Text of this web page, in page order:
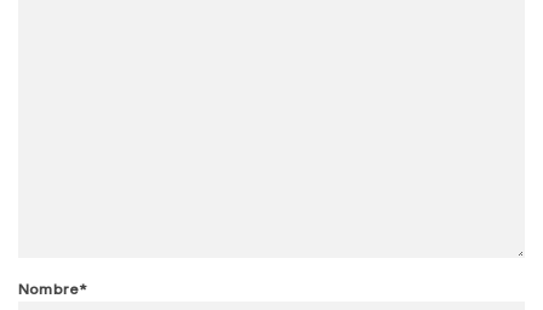
Nombre*